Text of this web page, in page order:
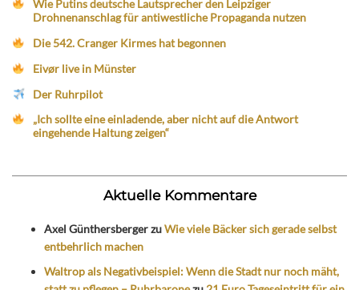
Wie Putins deutsche Lautsprecher den Leipziger
Drohnenanschlag für antiwestliche Propaganda nutzen
Die 542. Cranger Kirmes hat begonnen
Eivør live in Münster
Der Ruhrpilot
„Ich sollte eine einladende, aber nicht auf die Antwort
eingehende Haltung zeigen“
Aktuelle Kommentare
Axel GünthersbergerzuWie viele Bäcker sich gerade selbst
entbehrlich machen
Waltrop als Negativbeispiel: Wenn die Stadt nur noch mäht,